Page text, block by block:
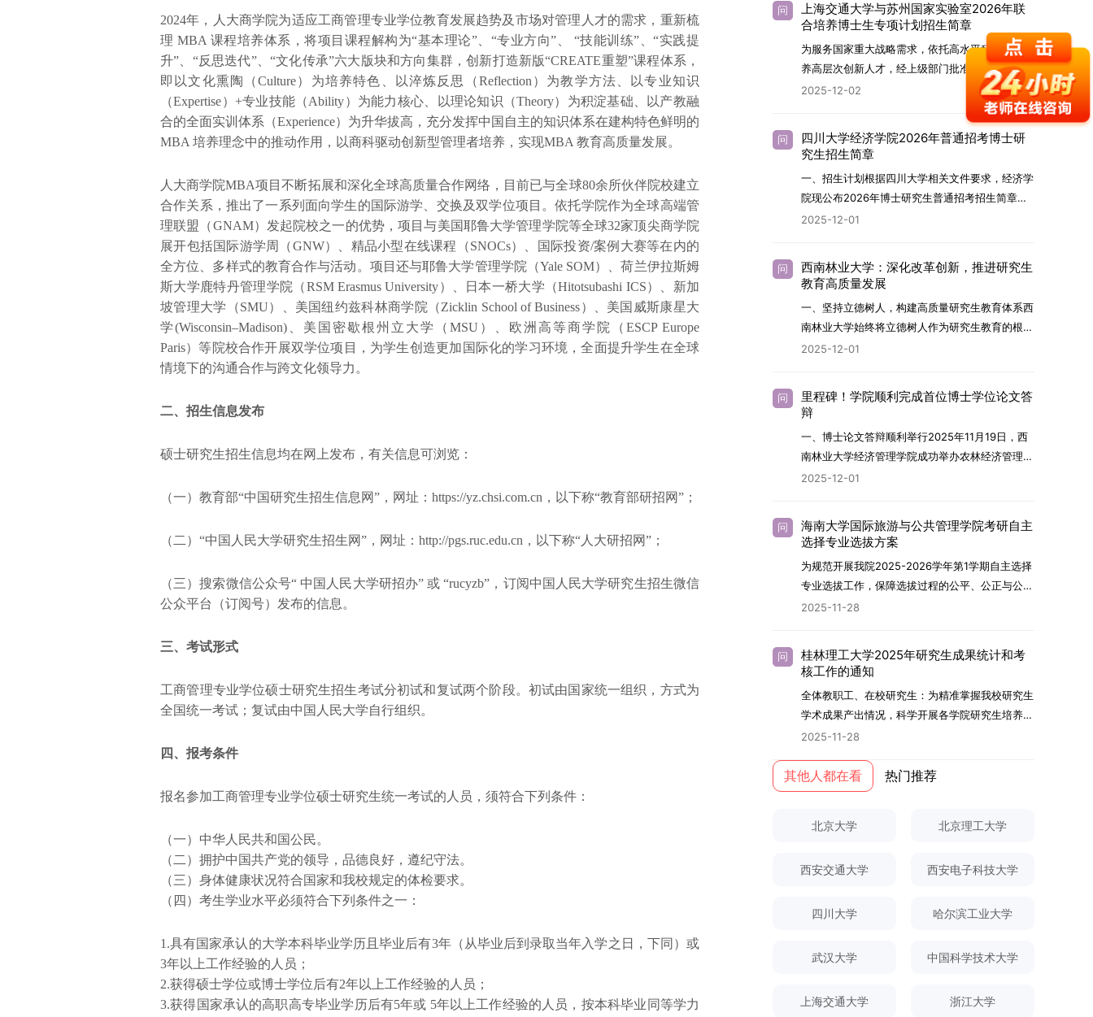
2024年，人大商学院为适应工商管理专业学位教育发展趋势及市场对管理人才的需求，重新梳
理 MBA 课程培养体系，将项目课程解构为“基本理论”、“专业方向”、 “技能训练”、“实践提
升”、“反思迭代”、“文化传承”六大版块和方向集群，创新打造新版“CREATE重塑”课程体系，
即以文化熏陶（Culture）为培养特色、以淬炼反思（Reflection）为教学方法、以专业知识
（Expertise）+专业技能（Ability）为能力核心、以理论知识（Theory）为积淀基础、以产教融
合的全面实训体系（Experience）为升华拔高，充分发挥中国自主的知识体系在建构特色鲜明的
MBA 培养理念中的推动作用，以商科驱动创新型管理者培养，实现MBA 教育高质量发展。
人大商学院MBA项目不断拓展和深化全球高质量合作网络，目前已与全球80余所伙伴院校建立
合作关系，推出了一系列面向学生的国际游学、交换及双学位项目。依托学院作为全球高端管
理联盟（GNAM）发起院校之一的优势，项目与美国耶鲁大学管理学院等全球32家顶尖商学院
展开包括国际游学周（GNW）、精品小型在线课程（SNOCs）、国际投资/案例大赛等在内的
全方位、多样式的教育合作与活动。项目还与耶鲁大学管理学院（Yale SOM）、荷兰伊拉斯姆
斯大学鹿特丹管理学院（RSM Erasmus University）、日本一桥大学（Hitotsubashi ICS）、新加
坡管理大学（SMU）、美国纽约兹科林商学院（Zicklin School of Business）、美国威斯康星大
学(Wisconsin–Madison)、美国密歇根州立大学（MSU）、欧洲高等商学院（ESCP Europe
Paris）等院校合作开展双学位项目，为学生创造更加国际化的学习环境，全面提升学生在全球
情境下的沟通合作与跨文化领导力。
二、招生信息发布
硕士研究生招生信息均在网上发布，有关信息可浏览：
（一）教育部“中国研究生招生信息网”，网址：https://yz.chsi.com.cn，以下称“教育部研招网”；
（二）“中国人民大学研究生招生网”，网址：http://pgs.ruc.edu.cn，以下称“人大研招网”；
（三）搜索微信公众号“ 中国人民大学研招办” 或 “rucyzb”，订阅中国人民大学研究生招生微信
公众平台（订阅号）发布的信息。
三、考试形式
工商管理专业学位硕士研究生招生考试分初试和复试两个阶段。初试由国家统一组织，方式为
全国统一考试；复试由中国人民大学自行组织。
四、报考条件
报名参加工商管理专业学位硕士研究生统一考试的人员，须符合下列条件：
（一）中华人民共和国公民。
（二）拥护中国共产党的领导，品德良好，遵纪守法。
（三）身体健康状况符合国家和我校规定的体检要求。
（四）考生学业水平必须符合下列条件之一：
1.具有国家承认的大学本科毕业学历且毕业后有3年（从毕业后到录取当年入学之日，下同）或
3年以上工作经验的人员；
2.获得硕士学位或博士学位后有2年以上工作经验的人员；
3.获得国家承认的高职高专毕业学历后有5年或 5年以上工作经验的人员，按本科毕业同等学力
问
上海交通大学与苏州国家实验室2026年联
合培养博士生专项计划招生简章
为服务国家重大战略需求，依托高水平科研平台培
养高层次创新人才，经上级部门批准，苏州实验室
（全称“苏州国家实验室”）与上海交通大学将于
2026年继续合作开展博士研究生联合培养工作。
该项目旨在选拔优秀学子，在材料及相关前沿交叉
学科领域进行深度培养。相关招生政策及安排说明
展方向，培育具备科学家素养、创新精神与科研能
力，系统掌握学科前沿知识，能胜任高水平科学研
究与技术开发工作的未来领军人才。二、招生安排
（0805）、化学（0703）、电子科学与技术
（0809）、材料与化工（0856）、机械
（0855）、电子信息（0854）等相关专业。
（二）招生名额2026年度具体招生规模以国家最
博、硕博连读与申请-考核制，将根据考生综合素
质择优录取。（四）培养类别全部为全日制非定向
就业博士研究生。三、培养模式与学位管理（一）
学籍管理联合培养学生学籍隶属于上海交通大学，
基本修业年限按该校研究生学籍管理办法执行。
第一阶段于上海交通大学完成课程学习；第二阶段
进入苏州实验室，依托其重大科研任务开展课题研
定年限内达到上海交通大学毕业及学位授予要求
的，将获发上海交通大学博士研究生毕业证书并授
予博士学位。四、项目特色与支持条件（一）高水
料领域大科学装置与人工智能辅助研发平台，获得
前沿科研训练条件。（二）优质导师资源由包括院
士在内的资深科研人员组成导师团队，提供高水平
学术指导，并支持参与国际化学术交流。（三）优
厚奖助待遇提供具有竞争力的助研津贴与生活补
道在培养过程中表现优异者，毕业后可优先获得苏
州实验室的工作推荐机会。五、申请条件与报名流
足相应规定：本科直博生须符合上海交通大学推荐
请者应满足当年度上海交通大学博士研究生招生的
申请人须提前与意向导师沟通确认招生意向，并在
连读与申请-考核制考生需登录上海交通大学研招
名录内交大导师。（三）报名时间节点本科直博生
2025-12-02
问
四川大学经济学院2026年普通招考博士研
究生招生简章
一、招生计划根据四川大学相关文件要求，经济学
院现公布2026年博士研究生普通招考招生简章。
2026年，学院博士研究生招生全面实行“申请-考
学院2026年博士生招生专业目录》。实际录取人
进行适当调整。除国家专项计划外，我院招收定向
就业考生的比例原则上不超过总计划的5%。全日
制定向就业考生在基本修业年限内须全脱产在校学
中国共产党的领导，品德良好，遵纪守法，身心健
康，并满足《四川大学2026年博士研究生招生章
程》中列出的各项基本条件。2.具备较强的科研能
力，并展现出良好的科研发展潜力。3.提交两份由
下两项要求：①以第一作者身份在报考学科领域
内发表期刊文章，其中至少1篇为A级、1篇为B级
（期刊等级依据《四川大学哲学社会科学期刊与应
用成果分级方案》认定）；②作为主要完成人获
得省部级二等奖及以上科研成果奖励（以证书为
前三。（二）网上报名及缴费报名及缴费统一在网
上进行，时间为2025年11月27日上午9:00至
读学校及学院发布的招生章程、简章及专业目录，
按规定完成报名及缴费。逾期未完成视为自动放
弃。（三）申请材料提交符合报考条件的考生，需
下载并填写《博士入学申请材料自查表》，按要求
整理申请材料，确保材料齐全、顺序正确。所有纸
10:00前寄达经济学院研究生招生办公室。重要提
不予退还。考生须对报名信息的真实性和准确性负
改，须在报名截止前重新填报。三、选拔与录取1.
料进行资格审查，核实考生报考资格、材料完整性
2025-12-01
问
西南林业大学：深化改革创新，推进研究生
教育高质量发展
一、坚持立德树人，构建高质量研究生教育体系西
南林业大学始终将立德树人作为研究生教育的根本
任务，积极响应“教育强国，研究生教育何为”的时
生导师立德树人职责实施细则（2025年修
才兼备、科技报国的远大志向，增强社会责任感和
人文关怀，促进个人成长与国家战略需求深度融
合。同时，学校制定《关于进一步加强研究生教育
诚信与学术道德教育，弘扬科学精神。学校坚
持“五育并举”育人理念，通过德育铸魂、智育启
智、体育强身、美育润心、劳育践行，全面培养能
够担当民族复兴大任的高素质人才。（一）强化思
生成长中的关键角色，推动形成以德为先、科研报
国的育人氛围。在加强学术规范和学风建设方面，
学校持续开展学术诚信教育，营造风清气正的学术
环境。（二）完善“五育并举”育人机制学校系统推
进德育、智育、体育、美育和劳育有机融合，构建
社会实践等多种途径，提升研究生的综合素质，培
养具有创新精神、实践能力和社会责任感的时代新
西南林业大学主动对接国家重大战略和区域发展需
育服务经济社会发展的能力。目前，学校拥有4个
一级学科硕士点和17个硕士专业学位点。“十四
究生规模增长达211%。在招生宣传方面，学校构
起全面推行“申请-考核”制博士招生，2025年进一
2025-12-01
问
里程碑！学院顺利完成首位博士学位论文答
辩
一、博士论文答辩顺利举行2025年11月19日，西
南林业大学经济管理学院成功举办农林经济管理专
业首届博士研究生学位论文答辩会。答辩地点设于
成。北京林业大学陈建成教授担任主席，委员包括
授，以及昆明理工大学冯朝睿教授。文枚的博士论
文选题为《加入合作社对茶农绿色生产行为的影响
研究》，该研究立足于茶农生产经营实际，围
合作社及其利益联结机制对茶农采纳绿色生产技术
行为的影响路径，不仅深化了合作社推动农业绿色
转型的理论认识，也促进了农业经济学与生态学相
关研究的交叉融合，为促进茶农增收、服务双碳目
与框架文枚博士的论文聚焦茶农参与合作社这一现
实背景，系统梳理了“认知—采纳—转型—收益”的
茶农的绿色生产决策，揭示了合作社在引导农业生
顾在答辩陈述环节，文枚就研究背景、分析框架、
了若干修改建议，并就如何进一步聚焦关键科学问
辩结果与培养意义（一）答辩结果经答辩委员会充
2025-12-01
问
海南大学国际旅游与公共管理学院考研自主
选择专业选拔方案
为规范开展我院2025-2026学年第1学期自主选择
专业选拔工作，保障选拔过程的公平、公正与公
开，依据《海南大学普通本科学生自主选择专业管
准备工作的通知》（海大本[2025]17号）两份核
际情况，特制定本实施方案。一、组建选拔工作专
项领导小组为统筹推进自主选择专业选拔全流程工
作，确保各项环节有序落地，学院专门成立选拔工
作领导小组。二、明确报名准入条件本次自主选择
专业选拔的报名对象限定为2025级全日制普通本
内。同时需特别说明的是，在高考招生环节中，国
式本次自主选择专业选拔考核采用“初试+复试”的
织，复试环节则由我院自主负责实施，具体安排如
间、考试科目、考场分布及相关要求，以《关于做
准备工作的通知》（海大本[2025]17号）文件中
2025-11-28
问
桂林理工大学2025年研究生成果统计和考
核工作的通知
全体教职工、在校研究生：为精准掌握我校研究生
学术成果产出情况，科学开展各学院研究生培养质
量评估工作，进一步推进研究生成果管理的规范
成果统计、审核及考核相关事宜通知如下：一、成
果统计范畴及填报规范本次成果统计对象为我校全
日前正式取得的各类学术成果。成果涵盖正式刊发
利、正式出版的专著、学科竞赛获奖证书及参与国
须登录桂林理工大学研究生教育综合管理信息系
统“论文发表信息维护”板块完成信息填报。该板块
2025-11-28
其他人都在看 热门推荐
北京大学 北京理工大学
西安交通大学 西安电子科技大学
四川大学 哈尔滨工业大学
武汉大学 中国科学技术大学
上海交通大学 浙江大学